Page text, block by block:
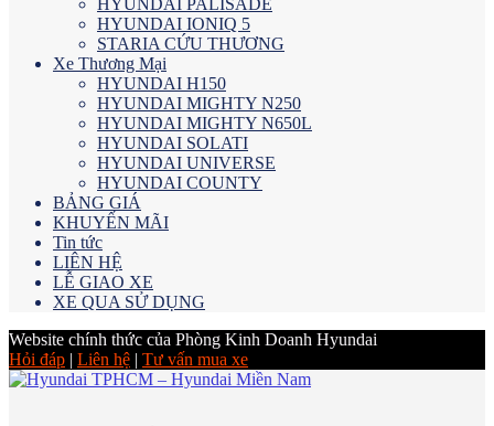
HYUNDAI PALISADE
HYUNDAI IONIQ 5
STARIA CỨU THƯƠNG
Xe Thương Mại
HYUNDAI H150
HYUNDAI MIGHTY N250
HYUNDAI MIGHTY N650L
HYUNDAI SOLATI
HYUNDAI UNIVERSE
HYUNDAI COUNTY
BẢNG GIÁ
KHUYẾN MÃI
Tin tức
LIÊN HỆ
LỄ GIAO XE
XE QUA SỬ DỤNG
Website chính thức của Phòng Kinh Doanh Hyundai
Hỏi đáp | Liên hệ | Tư vấn mua xe